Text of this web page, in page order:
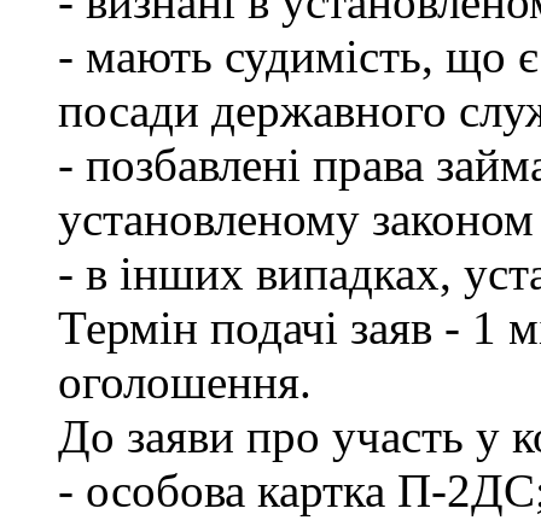
- мають судимість, що
посади державного
- позбавлені права
установленому
- в інших випадках,
Термін подачі заяв - 1
оголошення.
До заяви про участь у
- особова картка П-